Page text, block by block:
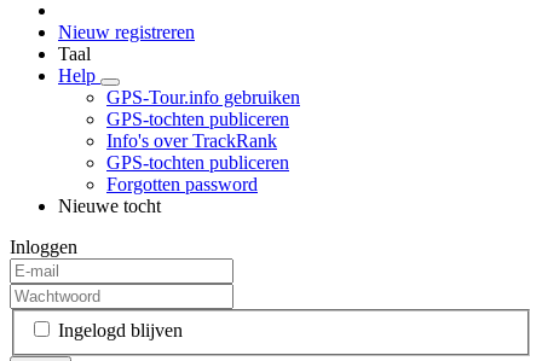
Nieuw registreren
Taal
Help
GPS-Tour.info gebruiken
GPS-tochten publiceren
Info's over TrackRank
GPS-tochten publiceren
Forgotten password
Nieuwe tocht
Inloggen
Ingelogd blijven